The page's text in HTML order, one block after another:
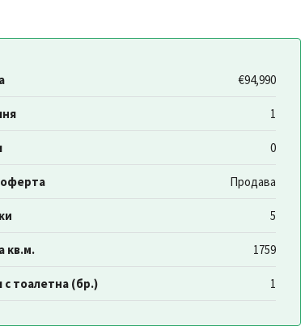
€94,990
1
0
Продава
5
кв.м. 1759
с тоалетна (бр.) 1